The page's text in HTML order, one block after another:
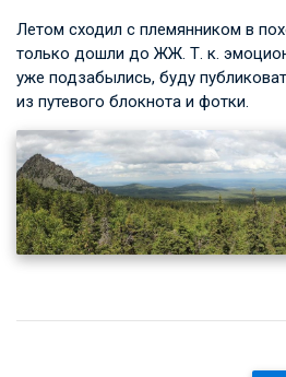
Летом сходил с племянником в
только дошли до ЖЖ. Т. к.
уже подзабылись, буду
из путевого блокнота и фотки.